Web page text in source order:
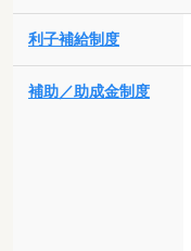
利子補給制度
補助／助成金制度